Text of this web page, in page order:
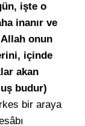
işte o
inanır ve
onun
içinde
akan
budur)
bir araya